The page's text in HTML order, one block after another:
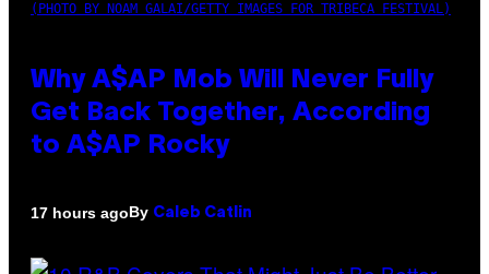
(PHOTO BY NOAM GALAI/GETTY IMAGES FOR TRIBECA FESTIVAL)
Why A$AP Mob Will Never Fully
Get Back Together, According
to A$AP Rocky
17 hours agoBy Caleb Catlin